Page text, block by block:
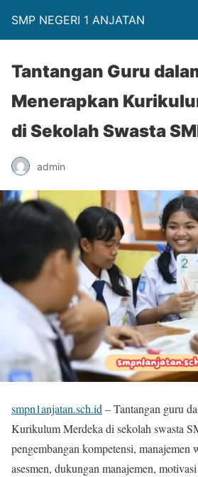
SMP NEGERI 1 ANJATAN
Tantangan Guru
Menerapkan
di Sekolah Swasta
admin
smpn1anjatan.sch.id– Tantangan guru
Kurikulum Merdeka di sekolah swasta
pengembangan kompetensi, manajemen
asesmen, dukungan manajemen,